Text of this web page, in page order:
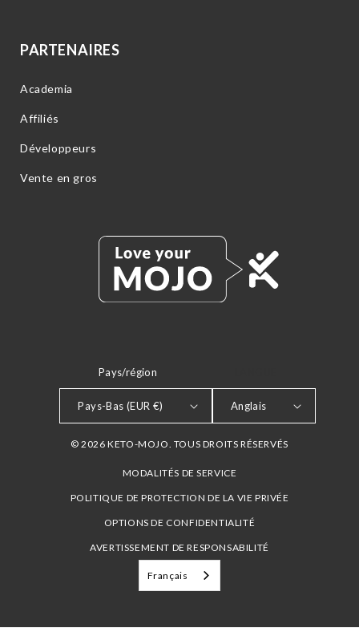
PARTENAIRES
Academia
Affiliés
Développeurs
Vente en gros
Pays/région
Pays-Bas (EUR €) Anglais
© 2026 KETO-MOJO. TOUS DROITS RÉSERVÉS
MODALITÉS DE SERVICE
POLITIQUE DE PROTECTION DE LA VIE PRIVÉE
OPTIONS DE CONFIDENTIALITÉ
AVERTISSEMENT DE RESPONSABILITÉ
Français